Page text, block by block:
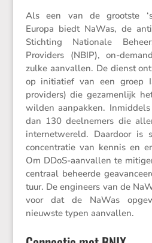
Als een van de grootste
Europa biedt NaWas, de
Stich­ting Natio­nale
Provi­ders (NBIP), on-
zulke aanvallen. De dienst
op initi­a­tief van een groep
provi­ders) die gezamen­lijk
wilden aanpakken.
dan 130 deelne­mers die
inter­net­we­reld. Daardoor is
concen­tratie van kennis en
Om DDoS-aanvallen te
centraal beheerde
tuur. De engineers van de
voor dat de NaWas
nieuwste typen aanvallen.